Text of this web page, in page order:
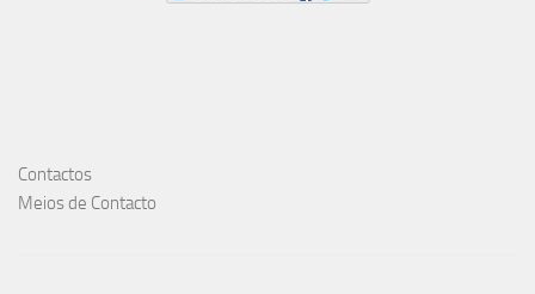
Contactos
Meios de Contacto